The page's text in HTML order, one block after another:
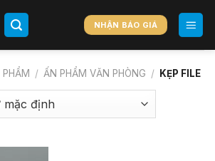
NHẬN BÁO GIÁ
/ ẤN PHẨM VĂN PHÒNG / KẸP FILE